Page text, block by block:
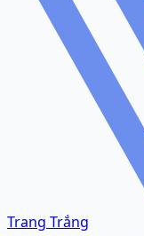
Trang Trắng